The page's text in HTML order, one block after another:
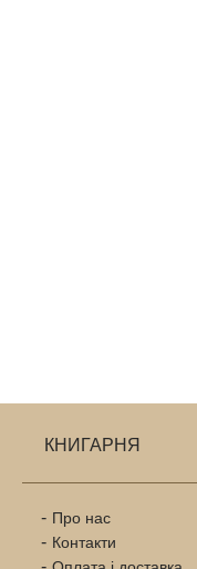
КНИГАРНЯ
Про нас
Контакти